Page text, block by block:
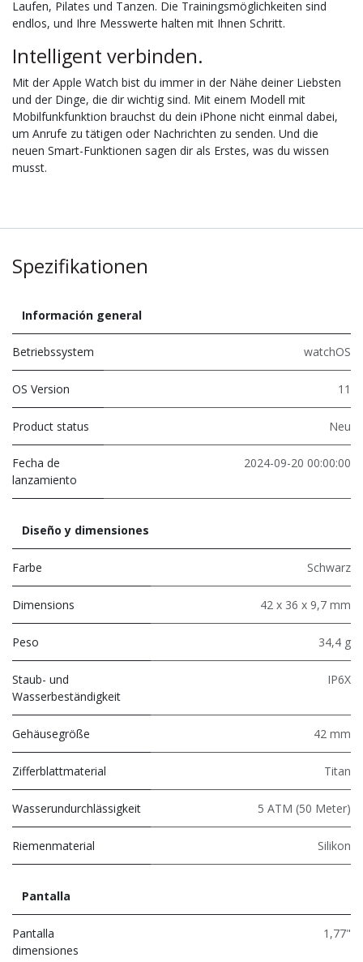
Laufen, Pilates und Tanzen. Die Trainingsmöglichkeiten sind
endlos, und Ihre Messwerte halten mit Ihnen Schritt.
Intelligent verbinden.
Mit der Apple Watch bist du immer in der Nähe deiner Liebsten
und der Dinge, die dir wichtig sind. Mit einem Modell mit
Mobilfunkfunktion brauchst du dein iPhone nicht einmal dabei,
um Anrufe zu tätigen oder Nachrichten zu senden. Und die
neuen Smart-Funktionen sagen dir als Erstes, was du wissen
musst.
Spezifikationen
Información general
Betriebssystem watchOS
OS Version 11
Product status Neu
Fecha de
lanzamiento
2024-09-20 00:00:00
Diseño y dimensiones
Farbe Schwarz
Dimensions 42 x 36 x 9,7 mm
Peso 34,4 g
Staub- und
Wasserbeständigkeit
IP6X
Gehäusegröße 42 mm
Zifferblattmaterial Titan
Wasserundurchlässigkeit 5 ATM (50 Meter)
Riemenmaterial Silikon
Pantalla
Pantalla
dimensiones
1,77"